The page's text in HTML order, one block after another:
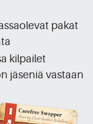
pakat
kilpailet
jäseniä vastaan